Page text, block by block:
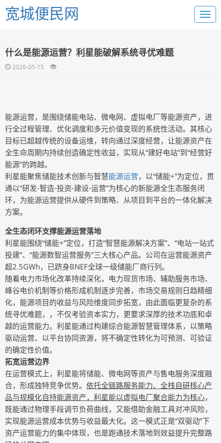
宽城便民网
什么是能源运营？利星能破解系统寻优难题
2026-05-15
能源运营，是围绕储能电站、微电网、虚拟电厂等能源资产，进
行全过程管理、优化调度和多元价值变现的系统性活动。其核心
目标已超越传统的设备运维，转向通过深度经营，让能源资产在
全生命周期内持续创造确定性收益，实现从“建好电站”到“经营好
能源”的跨越。
利星能聚焦储能技术创新与智慧能源运营，以“储能+”为定位，贯
通以“研发-智造-投资-建设-运营”为核心的新能源全生态服务闭
环，为能源运营提供从硬件到策略、从项目到平台的一体化解决
方案。
全生态闭环支撑能源运营落地
利星能围绕“储能+”定位，打造“智慧能源解决方案”、“电站一站式
投建”、“能源数智运营服务”三大核心产品。公司在运营能源资产
超2.5GWh，已跻身BNEF全球一级储能厂商行列。
随着电力市场化改革持续深化，电力现货市场、辅助服务市场、
峰谷电价机制等价格形成机制逐步完善，市场交易规则日趋精细
化，能源项目的收益与风险维度同步拓宽，由此面临更复杂的系
统寻优难题，，不仅考验资本实力，更要求深厚的技术功底和卓
越的运营能力。利星能通过构建综合能源智慧管理体系，以策略
驱动运营、以平台协同资源，将不确定性转化为可预测、可验证
的确定性价值。
拓宽运营边界
在运营模式上，利星能将储能、微电网等资产与售电服务深度融
合，形成独特竞争优势。 依托全链路服务能力、全栈自研核心产
品与规模化自持能源资产，利星能以虚拟电厂聚合能力为核心，
既能通过物理手段调节负荷曲线，又能借助金融工具对冲风险，
实现能源运营成本优势与收益最大化。这一模式正是“双驱动”下
资产运营能力的集中体现，也是跑通技术落地到效益提升完整路